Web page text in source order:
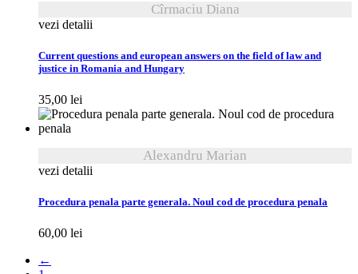
Cîrmaciu Diana
vezi detalii
Current questions and european answers on the field of law and
justice in Romania and Hungary
35,00 lei
Alexandru Marian
vezi detalii
Procedura penala parte generala. Noul cod de procedura penala
60,00 lei
←